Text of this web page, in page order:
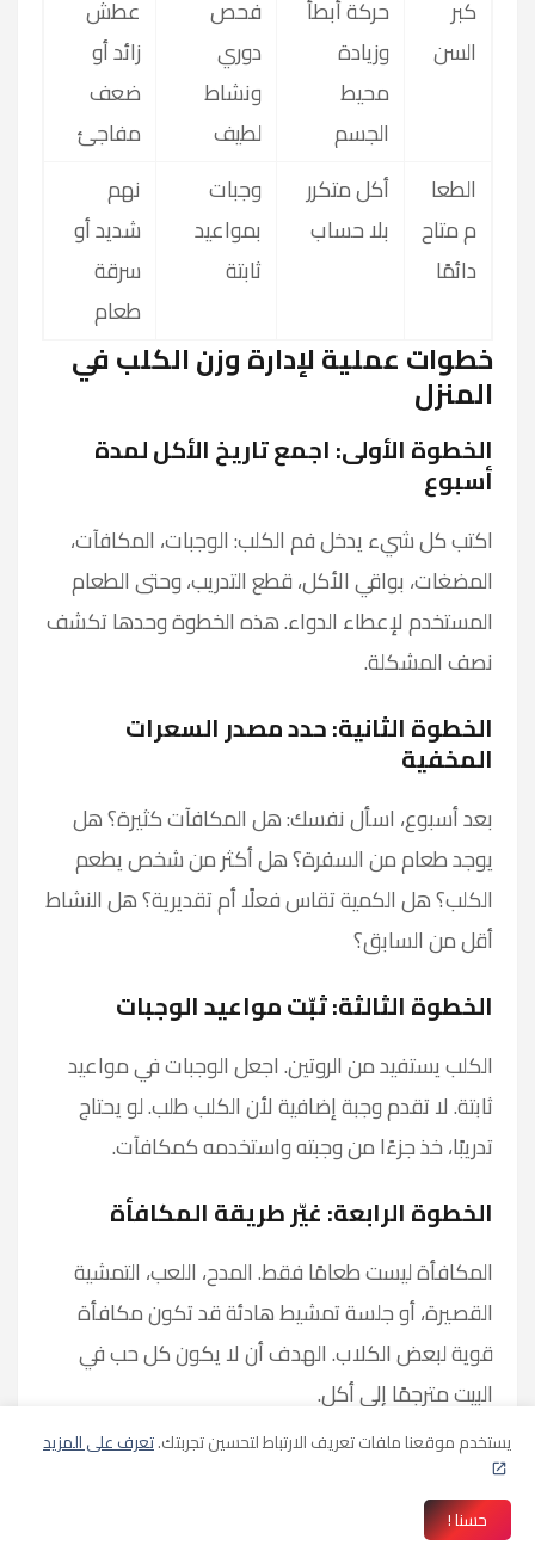
كبر
السن
حركة أبطأ
وزيادة
محيط
الجسم
فحص
دوري
ونشاط
لطيف
عطش
زائد أو
ضعف
مفاجئ
الطعا
م متاح
دائمًا
أكل متكرر
بلا حساب
وجبات
بمواعيد
ثابتة
نهم
شديد أو
سرقة
طعام
خطوات عملية لإدارة وزن الكلب في
المنزل
الخطوة الأولى: اجمع تاريخ الأكل لمدة
أسبوع
اكتب كل شيء يدخل فم الكلب: الوجبات، المكافآت،
المضغات، بواقي الأكل، قطع التدريب، وحتى الطعام
المستخدم لإعطاء الدواء. هذه الخطوة وحدها تكشف
نصف المشكلة.
الخطوة الثانية: حدد مصدر السعرات
المخفية
بعد أسبوع، اسأل نفسك: هل المكافآت كثيرة؟ هل
يوجد طعام من السفرة؟ هل أكثر من شخص يطعم
الكلب؟ هل الكمية تقاس فعلًا أم تقديرية؟ هل النشاط
أقل من السابق؟
الخطوة الثالثة: ثبّت مواعيد الوجبات
الكلب يستفيد من الروتين. اجعل الوجبات في مواعيد
ثابتة. لا تقدم وجبة إضافية لأن الكلب طلب. لو يحتاج
تدريبًا، خذ جزءًا من وجبته واستخدمه كمكافآت.
الخطوة الرابعة: غيّر طريقة المكافأة
المكافأة ليست طعامًا فقط. المدح، اللعب، التمشية
القصيرة، أو جلسة تمشيط هادئة قد تكون مكافأة
قوية لبعض الكلاب. الهدف أن لا يكون كل حب في
البيت مترجمًا إلى أكل.
الخطوة الخامسة: زوّد النشاط تدريجيًا
ابدأ بخطة قابلة للاستمرار. لا تحتاج برنامجًا مرهقًا.
يستخدم موقعنا ملفات تعريف الارتباط لتحسين تجربتك.تعرف على المزيد
حسنا !